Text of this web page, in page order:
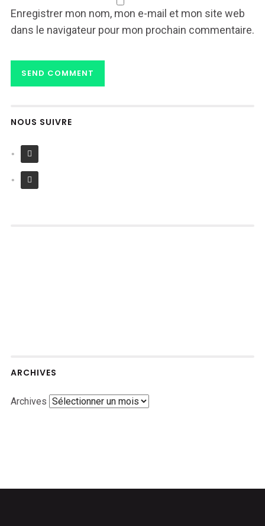
Enregistrer mon nom, mon e-mail et mon site web
dans le navigateur pour mon prochain commentaire.
NOUS SUIVRE
ARCHIVES
Archives